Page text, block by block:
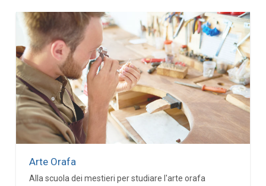
Arte Orafa
Alla scuola dei mestieri per studiare l'arte orafa